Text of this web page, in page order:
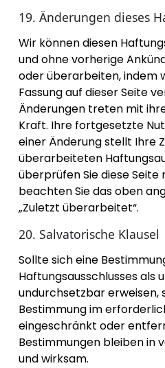
19. Änderungen dieses
Wir können diesen
und ohne vorherige
oder überarbeiten, indem
Fassung auf dieser Seite
Änderungen treten mit
Kraft. Ihre fortgesetzte
einer Änderung stellt Ihre
überarbeiteten
überprüfen Sie diese
beachten Sie das oben
„Zuletzt überarbeitet“.
20. Salvatorische Klausel
Sollte sich eine
Haftungsausschlusses als
undurchsetzbar erweisen,
Bestimmung im
eingeschränkt oder
Bestimmungen bleiben in
und wirksam.